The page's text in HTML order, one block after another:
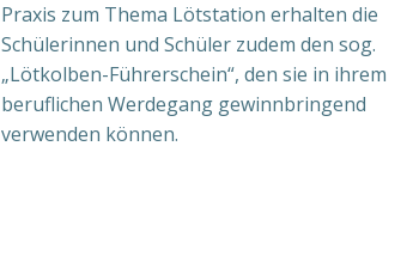
Praxis zum Thema Lötstation erhalten die
Schülerinnen und Schüler zudem den sog.
„Lötkolben-Führerschein“, den sie in ihrem
beruflichen Werdegang gewinnbringend
verwenden können.